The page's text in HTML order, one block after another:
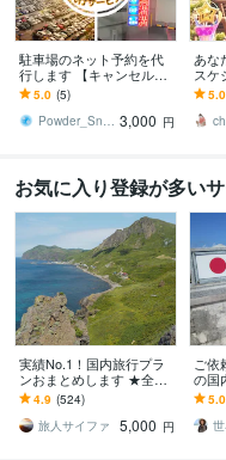
駐車場のネット予約を代
行します 【キャンセル待
ちプラン】２４時間常に
空き状態をチェックしま
す
5.0 (5)
Powder_Snow 3,000 円
あな
スケ
す デ
適に
適な
5.0
お気に入り登録が多い
実績No.1！国内旅行プラ
ンおまとめします ★全国4
7都道府県制覇済！ご希望
に合わせて旅行プランお
まとめ
4.9 (524)
旅人サイファ
5,000 円
ご依
の国
す 【
ガー
つだ
5.0